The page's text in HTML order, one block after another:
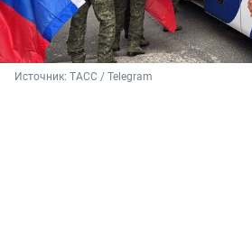
Источник: ТАСС / Telegram